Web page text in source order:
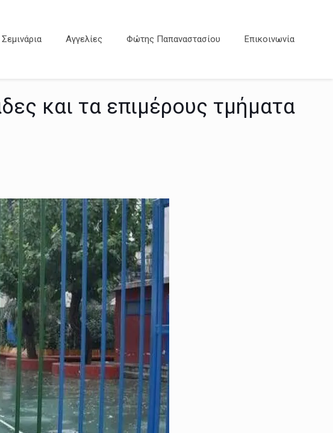
Σεμινάρια Αγγελίες Φώτης Παπαναστασίου Επικοινωνία
και τα επιμέρους τμήματα